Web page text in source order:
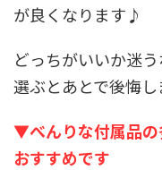
が良くなります♪
どっちがいいか迷
選ぶとあとで後悔し
▼べんりな付属品
おすすめです